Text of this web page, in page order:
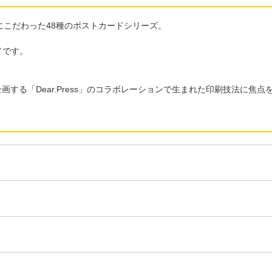
だわった48種のポストカードシリーズ。
す。
する「Dear.Press」のコラボレーションで生まれた印刷技法に焦点